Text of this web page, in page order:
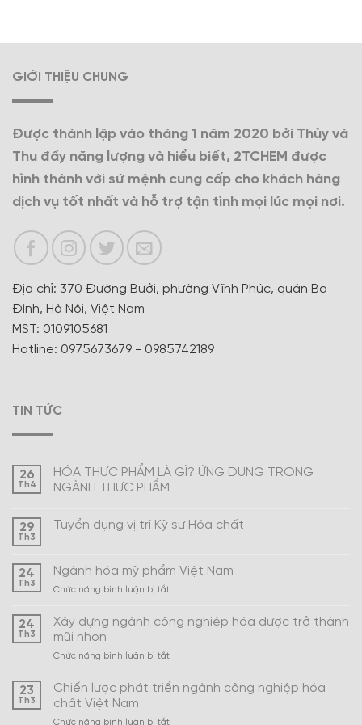
GIỚI THIỆU CHUNG
Được thành lập vào tháng 1 năm 2020 bởi Thủy và
Thu đầy năng lượng và hiểu biết, 2TCHEM được
hình thành với sứ mệnh cung cấp cho khách hàng
dịch vụ tốt nhất và hỗ trợ tận tình mọi lúc mọi nơi.
Địa chỉ: 370 Đường Bưởi, phường Vĩnh Phúc, quận Ba
Đình, Hà Nội, Việt Nam
MST: 0109105681
Hotline: 0975673679 - 0985742189
TIN TỨC
26
Th4
HÓA THỰC PHẨM LÀ GÌ? ỨNG DỤNG TRONG
NGÀNH THỰC PHẨM
29
Th3
Tuyển dụng vị trí Kỹ sư Hóa chất
24
Th3
Ngành hóa mỹ phẩm Việt Nam
Chức năng bình luận bị tắtở
mỹ
Việt
24
Th3
Xây dựng ngành công nghiệp hóa dược trở thành
mũi nhọn
Chức năng bình luận bị tắtở
dựng
ngành
23
Th3
Chiến lược phát triển ngành công nghiệp hóa
chất Việt Nam
Chức năng bình luận bị tắtở